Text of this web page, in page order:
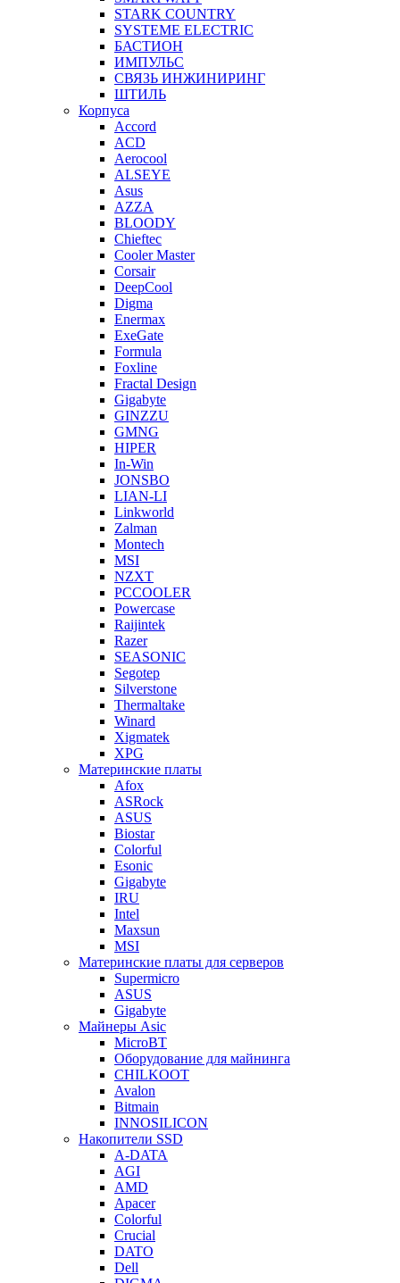
STARK COUNTRY
SYSTEME ELECTRIC
БАСТИОН
ИМПУЛЬС
СВЯЗЬ ИНЖИНИРИНГ
ШТИЛЬ
Корпуса
Accord
ACD
Aerocool
ALSEYE
Asus
AZZA
BLOODY
Chieftec
Cooler Master
Corsair
DeepCool
Digma
Enermax
ExeGate
Formula
Foxline
Fractal Design
Gigabyte
GINZZU
GMNG
HIPER
In-Win
JONSBO
LIAN-LI
Linkworld
Zalman
Montech
MSI
NZXT
PCCOOLER
Powercase
Raijintek
Razer
SEASONIC
Segotep
Silverstone
Thermaltake
Winard
Xigmatek
XPG
Материнские платы
Afox
ASRock
ASUS
Biostar
Colorful
Esonic
Gigabyte
IRU
Intel
Maxsun
MSI
Материнские платы для серверов
Supermicro
ASUS
Gigabyte
Майнеры Asic
MicroBT
Оборудование для майнинга
CHILKOOT
Avalon
Bitmain
INNOSILICON
Накопители SSD
A-DATA
AGI
AMD
Apacer
Colorful
Crucial
DATO
Dell